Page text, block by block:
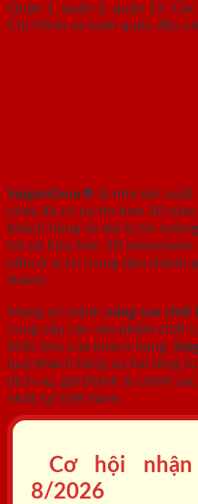
Quận 1, quận 2, quận 12,
Chí Minh và toàn quốc đều
SaigonDoor® là nhà sản
cháy đã có uy tín hơn 10
khách hàng và đại lý tin
tôi sở hữu hơn 10 showroom
nằm ở vị trí trung tâm thành
thành.
Mang sứ mệnh nâng cao chất
cung cấp các sản phẩm chất
khắc khe của khách hàng.
quý khách hàng sự hài lòng
dịch vụ, giá thành & chính
nhất tại Việt Nam.
Cơ hội
8/2026